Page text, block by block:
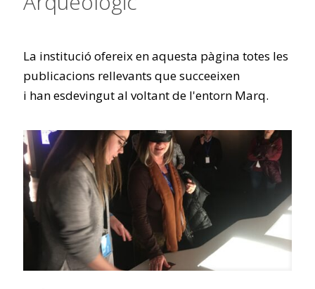
La institució ofereix en aquesta pàgina totes les
publicacions rellevants que succeeixen
i han esdevingut al voltant de l'entorn Marq.